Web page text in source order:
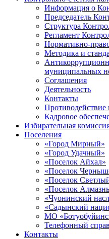
Информация о
Председатель
Структура
Регламент
Нормативно-
Методика и
муниципальных
Соглашения
Деятельность
Контакты
Противодействие
Кадровое
Избирательная
Поселения
«Город Мирный»
«Город Удачный»
«Поселок Айхал»
«Поселок
«Поселок
«Поселок
«Чуонинский
«Садынский
МО
Телефонный
Контакты